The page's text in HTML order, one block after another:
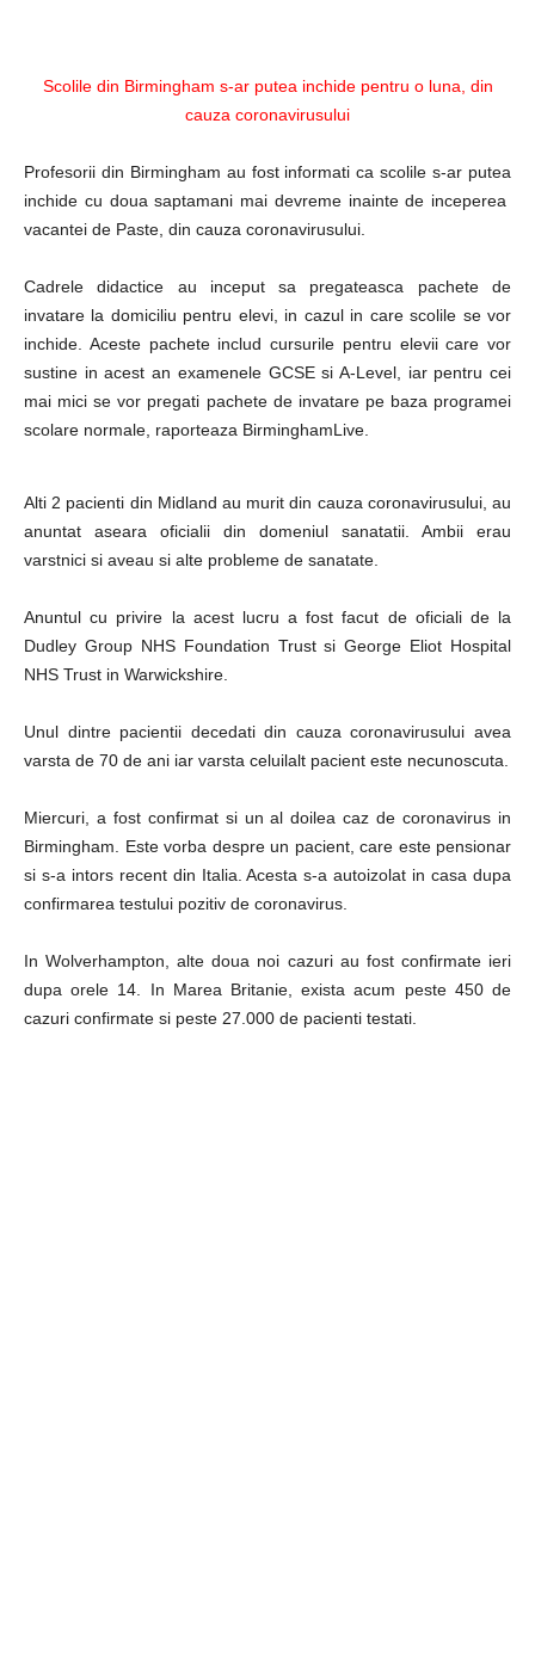
Scolile din Birmingham s-ar putea inchide pentru o luna, din
cauza coronavirusului
Profesorii din Birmingham au fost informati ca scolile s-ar putea
inchide cu doua saptamani mai devreme inainte de inceperea
vacantei de Paste, din cauza coronavirusului.
Cadrele didactice au inceput sa pregateasca pachete de
invatare la domiciliu pentru elevi, in cazul in care scolile se vor
inchide. Aceste pachete includ cursurile pentru elevii care vor
sustine in acest an examenele GCSE si A-Level, iar pentru cei
mai mici se vor pregati pachete de invatare pe baza programei
scolare normale, raporteaza BirminghamLive.
Alti 2 pacienti din Midland au murit din cauza coronavirusului, au
anuntat aseara oficialii din domeniul sanatatii. Ambii erau
varstnici si aveau si alte probleme de sanatate.
Anuntul cu privire la acest lucru a fost facut de oficiali de la
Dudley Group NHS Foundation Trust si George Eliot Hospital
NHS Trust in Warwickshire.
Unul dintre pacientii decedati din cauza coronavirusului avea
varsta de 70 de ani iar varsta celuilalt pacient este necunoscuta.
Miercuri, a fost confirmat si un al doilea caz de coronavirus in
Birmingham. Este vorba despre un pacient, care este pensionar
si s-a intors recent din Italia. Acesta s-a autoizolat in casa dupa
confirmarea testului pozitiv de coronavirus.
In Wolverhampton, alte doua noi cazuri au fost confirmate ieri
dupa orele 14. In Marea Britanie, exista acum peste 450 de
cazuri confirmate si peste 27.000 de pacienti testati.